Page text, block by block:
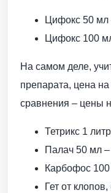
Цифокс 50 мл
Цифокс 100
На самом деле,
препарата, цена
сравнения – цены
Тетрикс 1
Палач 50 мл –
Карбофос
Гет от